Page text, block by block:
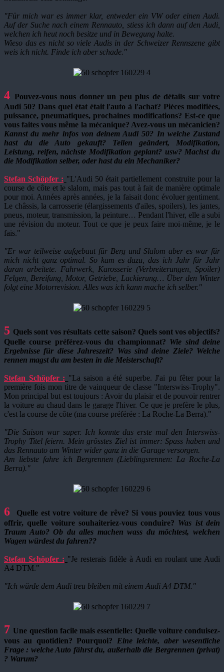
"Für mich war es immer klar, entweder ein VW oder einen Audi.
Auf der Suche nach einem Rennauto, stiess ich dann auf den Audi,
welchen ich heut noch besitze und in Bewegung halte.
Wieso das es nicht so viele Audis in der Schweizer Rennszene gibt
weis ich nicht. Finde ich aber schade."
4 Pouvez-vous nous donner un peu plus de détails sur votre
Audi 50? Dans quel état était l'auto à l'achat? Pièces modifiées,
puissance, pneumatiques, prochaines modifications? Est-ce que
vous faites vous même la mécanique? Avez-vous un mécanicien?
Kannst du mehr infos von deinem Audi 50? In welche Zustand
hast du die Auto gekauft? Teilen geändert, Modifikation,
Leistung, reifen, nächste Modifikation geplant? usw? Machst du
die Modifikation selber, oder hast du ein Mechaniker?
Stefan Schöpfer : "L'Audi 50 était partiellement construite pour la
course de côte et le slalom, mais pas tout à fait de manière optimale
pour moi. Années après années, je la faisait donc évoluer gentiment.
Le châssis, la carrosserie (élargissements d'ailes, spoilers), les jantes,
pneus, moteur, transmission, la peinture… Pendant l'hiver, elle a subi
une révision du moteur. Tout ce que je peux faire moi-même, je le
fais."
"Er war teilweise aufgebaut für Berg und Slalom aber es war für
mich nicht ganz optimal. So kam es dazu, das ich Jahr für Jahr
daran arbeitete. Fahrwerk, Karosserie (Verbreiterungen, Spoiler)
Felgen, Bereifung, Motor, Getriebe, Lackierung… Über den Winter
folgt eine Motorrevision. Alles was ich kann mache ich selber."
5 Quels sont vos résultats cette saison? Quels sont vos objectifs?
Quelle course préférez-vous du championnat? Wie sind deine
Ergebnisse für diese Jahreszeit? Was sind deine Ziele? Welche
rennen magst du am besten in die Meisterschaft?
Stefan Schöpfer : "La saison a été superbe. J'ai pu fêter pour la
première fois mon titre de vainqueur de classe "Interswiss-Trophy".
Mon principal but est toujours : Avoir du plaisir et de pouvoir rentrer
la voiture au chaud dans le garage l'hiver. Ce que je prefère le plus,
c'est la course de côte (ma course préférée : La Roche-La Berra)."
"Die Saison war super. Ich konnte das erste mal den Interswiss-
Trophy Titel feiern. Mein grösstes Ziel ist immer: Spass haben und
das Rennauto am Winter wider ganz in die Garage versorgen.
Am liebste fahre ich Bergrennen (Lieblingsrennen: La Roche-La
Berra)."
6 Quelle est votre voiture de rêve? Si vous pouviez tous vous
offrir, quelle voiture souhaiteriez-vous conduire? Was ist dein
Traum Auto? Ob du alles machen wass du möchtest, welchen
Wagen würdest du fahren??
Stefan Schöpfer : "Je resterais fidèle à Audi en roulant une Audi
A4 DTM."
"Ich würde dem Audi treu bleiben mit einem Audi A4 DTM."
7Une question facile mais essentielle: Quelle voiture conduisez-
vous au quotidien? Pourquoi?
Eine leichte, aber wesentliche
Frage : welche Auto fährst du, außerhalb die Bergrennen (privat)
? Warum?